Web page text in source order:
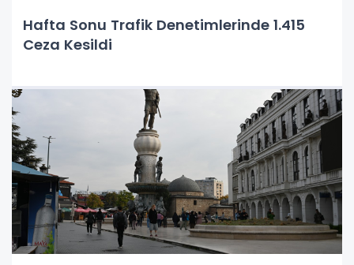
Hafta Sonu Trafik Denetimlerinde 1.415
Ceza Kesildi